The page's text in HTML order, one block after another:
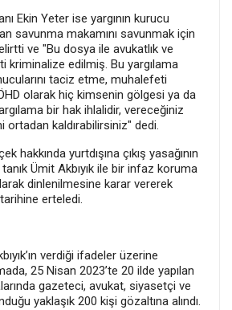
Ekin Yeter ise yargının kurucu
savunma makamını savunmak için
ve "Bu dosya ile avukatlık ve
kriminalize edilmiş. Bu yargılama
taciz etme, muhalefeti
olarak hiç kimsenin gölgesi ya da
bir hak ihlalidir, vereceğiniz
ortadan kaldırabilirsiniz" dedi.
hakkında yurtdışına çıkış yasağının
Ümit Akbıyık ile bir infaz koruma
dinlenilmesine karar vererek
erteledi.
verdiği ifadeler üzerine
25 Nisan 2023’te 20 ilde yapılan
gazeteci, avukat, siyasetçi ve
yaklaşık 200 kişi gözaltına alındı.